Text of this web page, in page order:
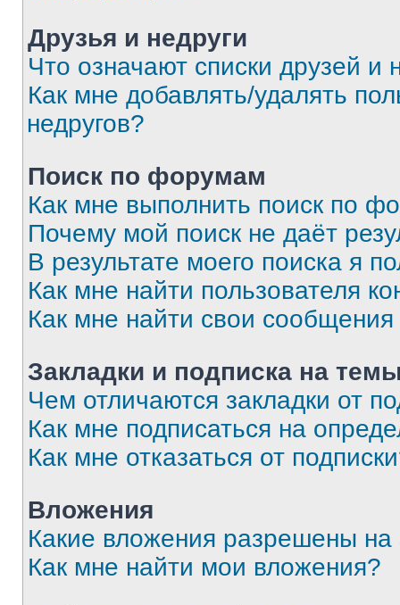
Друзья и недруги
Что означают списки друзей и
Как мне добавлять/удалять
недругов?
Поиск по форумам
Как мне выполнить поиск по
Почему мой поиск не даёт
В результате моего поиска я
Как мне найти пользователя
Как мне найти свои
Закладки и подписка на
Чем отличаются закладки от
Как мне подписаться на
Как мне отказаться от
Вложения
Какие вложения разрешены
Как мне найти мои вложения?